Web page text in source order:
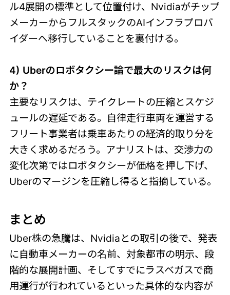
ル4展開の標準として位置付け、Nvidiaがチップ
メーカーからフルスタックのAIインフラプロバ
イダーへ移行していることを裏付ける。
4) Uberのロボタクシー論で最大のリスクは何
か？
主要なリスクは、テイクレートの圧縮とスケジ
ュールの遅延である。自律走行車両を運営する
フリート事業者は乗車あたりの経済的取り分を
大きく求めるだろう。アナリストは、交渉力の
変化次第ではロボタクシーが価格を押し下げ、
Uberのマージンを圧縮し得ると指摘している。
まとめ
Uber株の急騰は、Nvidiaとの取引の後で、発表
に自動車メーカーの名前、対象都市の明示、段
階的な展開計画、そしてすでにラスベガスで商
用運行が行われているといった具体的な内容が